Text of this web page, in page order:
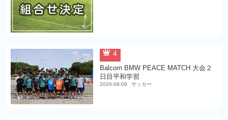
4
Balcom BMW PEACE MATCH 大会２
日目平和学習
2026-08-09 サッカー